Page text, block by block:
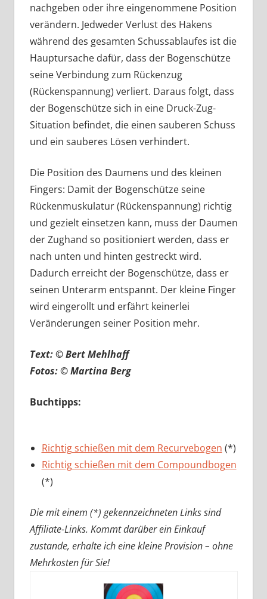
nachgeben oder ihre eingenommene Position
verändern. Jedweder Verlust des Hakens
während des gesamten Schussablaufes ist die
Hauptursache dafür, dass der Bogenschütze
seine Verbindung zum Rückenzug
(Rückenspannung) verliert. Daraus folgt, dass
der Bogenschütze sich in eine Druck-Zug-
Situation befindet, die einen sauberen Schuss
und ein sauberes Lösen verhindert.
Die Position des Daumens und des kleinen
Fingers: Damit der Bogenschütze seine
Rückenmuskulatur (Rückenspannung) richtig
und gezielt einsetzen kann, muss der Daumen
der Zughand so positioniert werden, dass er
nach unten und hinten gestreckt wird.
Dadurch erreicht der Bogenschütze, dass er
seinen Unterarm entspannt. Der kleine Finger
wird eingerollt und erfährt keinerlei
Veränderungen seiner Position mehr.
Text: © Bert Mehlhaff
Fotos: © Martina Berg
Buchtipps:
Richtig schießen mit dem Recurvebogen (*)
Richtig schießen mit dem Compoundbogen
(*)
Die mit einem (*) gekennzeichneten Links sind
Affiliate-Links. Kommt darüber ein Einkauf
zustande, erhalte ich eine kleine Provision – ohne
Mehrkosten für Sie!